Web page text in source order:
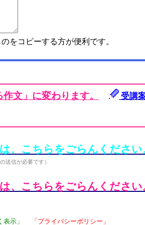
をコピーする方が便利です。
文」に変わります。 受講
、こちらをごらんください
送信が必要です）
、こちらをごらんください
示」 「プライバシーポリシー」